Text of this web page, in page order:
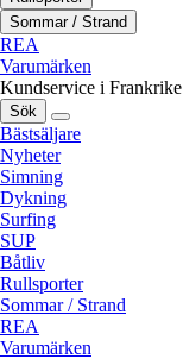
Sommar / Strand
REA
Varumärken
Kundservice i Frankrike
Sök
Bästsäljare
Nyheter
Simning
Dykning
Surfing
SUP
Båtliv
Rullsporter
Sommar / Strand
REA
Varumärken